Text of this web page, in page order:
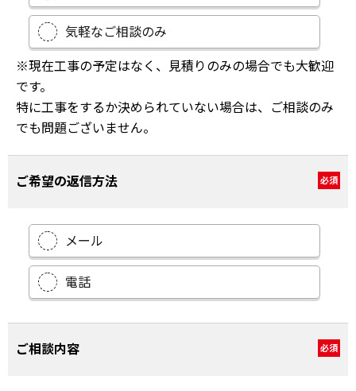
気軽なご相談のみ
※現在工事の予定はなく、見積りのみの場合でも大歓迎
です。
特に工事をするか決められていない場合は、ご相談のみ
でも問題ございません。
ご希望の返信方法 必須
メール
電話
ご相談内容 必須